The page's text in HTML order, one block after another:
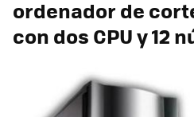
ordenador de
con dos CPU y 12